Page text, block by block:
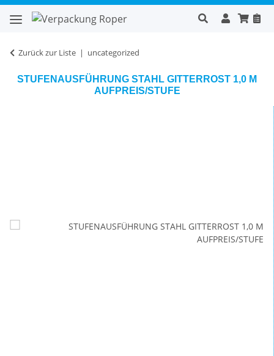
Zurück zur Liste uncategorized
STUFENAUSFÜHRUNG STAHL GITTERROST 1,0 M
AUFPREIS/STUFE